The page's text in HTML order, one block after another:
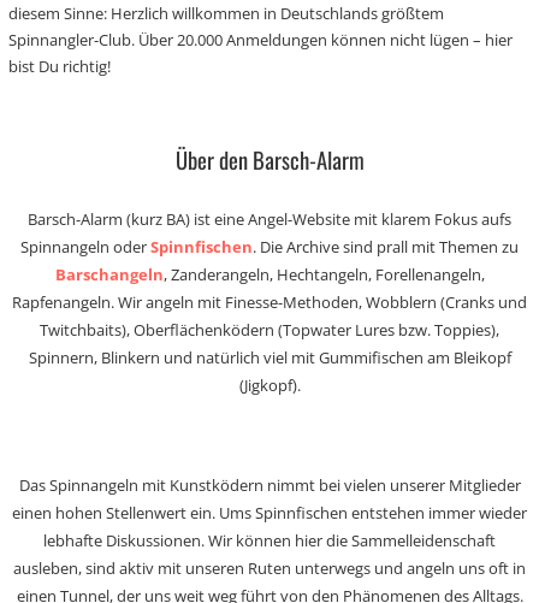
diesem Sinne: Herzlich willkommen in Deutschlands größtem
Spinnangler-Club. Über 20.000 Anmeldungen können nicht lügen – hier
bist Du richtig!
Über den Barsch-Alarm
Barsch-Alarm (kurz BA) ist eine Angel-Website mit klarem Fokus aufs
Spinnangeln oderSpinnfischen. Die Archive sind prall mit Themen zu
Barschangeln, Zanderangeln, Hechtangeln, Forellenangeln,
Rapfenangeln. Wir angeln mit Finesse-Methoden, Wobblern (Cranks und
Twitchbaits), Oberflächenködern (Topwater Lures bzw. Toppies),
Spinnern, Blinkern und natürlich viel mit Gummifischen am Bleikopf
(Jigkopf).
Das Spinnangeln mit Kunstködern nimmt bei vielen unserer Mitglieder
einen hohen Stellenwert ein. Ums Spinnfischen entstehen immer wieder
lebhafte Diskussionen. Wir können hier die Sammelleidenschaft
ausleben, sind aktiv mit unseren Ruten unterwegs und angeln uns oft in
einen Tunnel, der uns weit weg führt von den Phänomenen des Alltags.